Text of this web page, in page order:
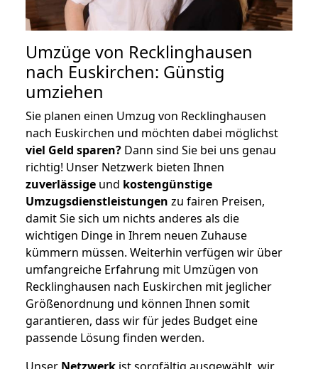
Umzüge von Recklinghausen
nach Euskirchen: Günstig
umziehen
Sie planen einen Umzug von Recklinghausen
nach Euskirchen und möchten dabei möglichst
viel Geld sparen? Dann sind Sie bei uns genau
richtig! Unser Netzwerk bieten Ihnen
zuverlässige und kostengünstige
Umzugsdienstleistungen zu fairen Preisen,
damit Sie sich um nichts anderes als die
wichtigen Dinge in Ihrem neuen Zuhause
kümmern müssen. Weiterhin verfügen wir über
umfangreiche Erfahrung mit Umzügen von
Recklinghausen nach Euskirchen mit jeglicher
Größenordnung und können Ihnen somit
garantieren, dass wir für jedes Budget eine
passende Lösung finden werden.